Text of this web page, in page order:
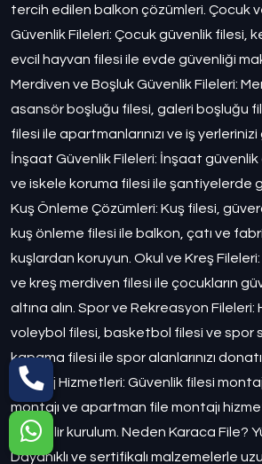
tercih edilen balkon çözümleri. Çocuk
Güvenlik Fileleri: Çocuk güvenlik filesi,
evcil hayvan filesi ile evde güvenliği
Merdiven ve Boşluk Güvenlik Fileleri:
asansör boşluğu filesi, galeri boşluğu
filesi ile apartmanlarınızı ve iş yerlerinizi
İnşaat Güvenlik Fileleri: İnşaat güvenlik
ve iskele koruma filesi ile şantiyelerde
Kuş Önleme Çözümleri: Kuş filesi,
kuş önleme filesi ile balkon, çatı ve
kuşlardan koruyun. Okul ve Kreş
ve kreş merdiven filesi ile çocukların
altına alın. Spor ve Rekreasyon Fileleri:
voleybol filesi, basketbol filesi ve spor
kapama filesi ile spor alanlarınızı
Montaj Hizmetleri: Güvenlik filesi
montajı ve apartman file montajı
güvenilir kurulum. Neden Karaca File?
Dayanıklı ve sertifikalı malzemelerle